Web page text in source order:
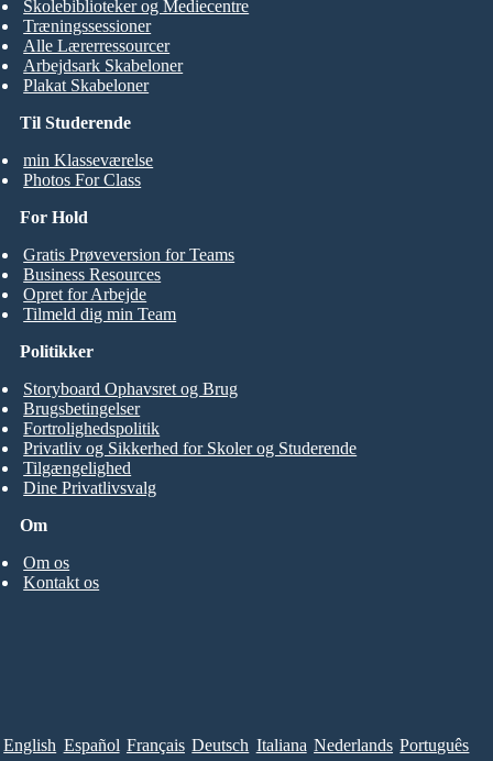
Til Studerende
min Klasseværelse
Photos For Class
Skolebiblioteker og Mediecentre
Træningssessioner
Alle Lærerressourcer
Arbejdsark Skabeloner
Plakat Skabeloner
For Hold
Gratis Prøveversion for Teams
Business Resources
Opret for Arbejde
Tilmeld dig min Team
Om
Om os
Kontakt os
Politikker
Storyboard Ophavsret og Brug
Brugsbetingelser
Fortrolighedspolitik
Privatliv og Sikkerhed for Skoler og Studerende
Tilgængelighed
Dine Privatlivsvalg
English Español Français Deutsch Italiana Nederlands Português